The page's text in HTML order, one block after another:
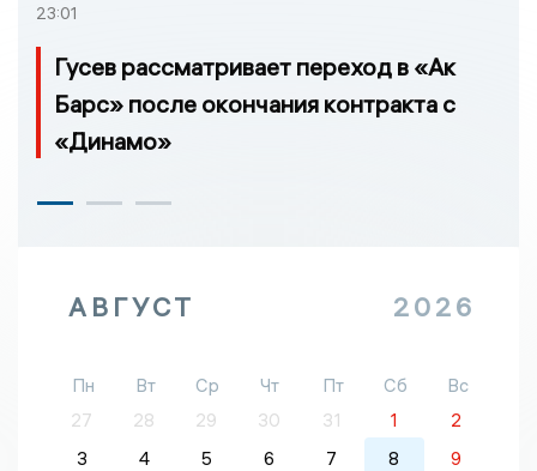
23:01
Гусев рассматривает переход в «Ак
Барс» после окончания контракта с
«Динамо»
АВГУСТ 2026
Пн Вт Ср Чт Пт Сб
Вс
27
28 29 30 31 1
2
3
4 5 6 7 8
9